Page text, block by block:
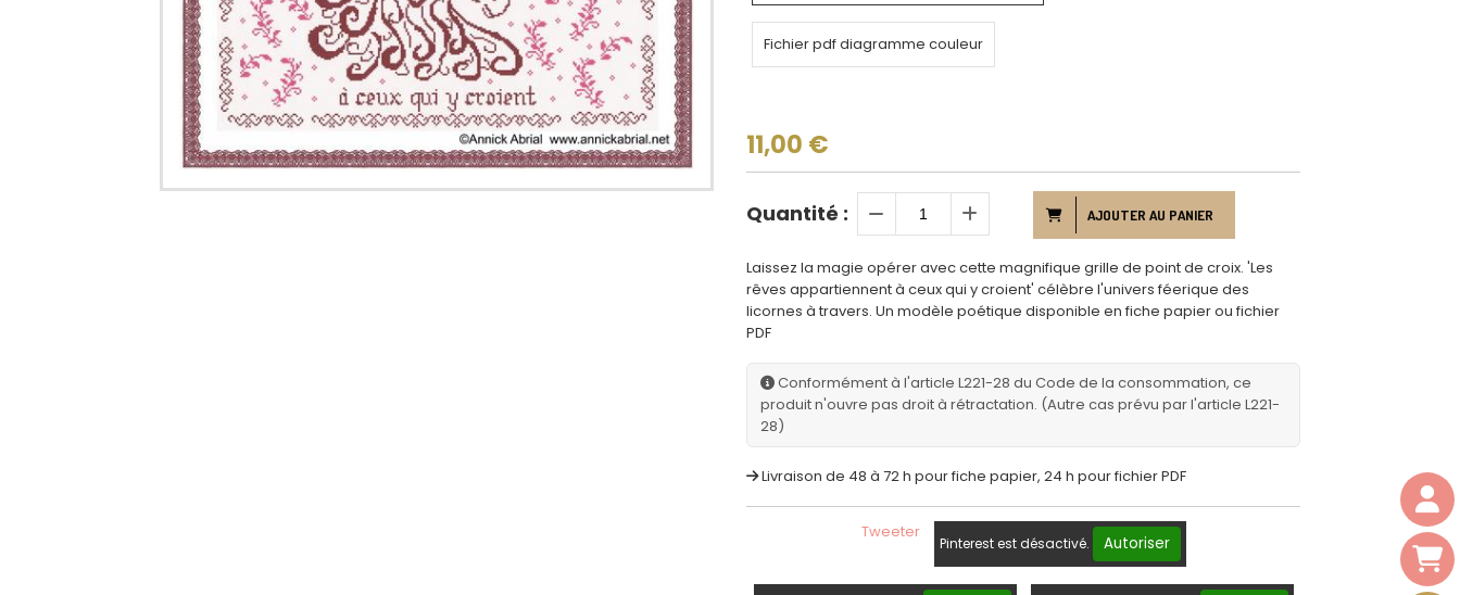
Fichier pdf diagramme couleur
11,00 €
Quantité : AJOUTER AU PANIER
Laissez la magie opérer avec cette magnifique grille de point de croix. 'Les
rêves appartiennent à ceux qui y croient' célèbre l'univers féerique des
licornes à travers. Un modèle poétique disponible en fiche papier ou fichier
PDF
Conformément à l'article L221-28 du Code de la consommation, ce
produit n'ouvre pas droit à rétractation. (Autre cas prévu par l'article L221-
28)
Livraison de 48 à 72 h pour fiche papier, 24 h pour fichier PDF
Tweeter
Pinterest est désactivé. Autoriser